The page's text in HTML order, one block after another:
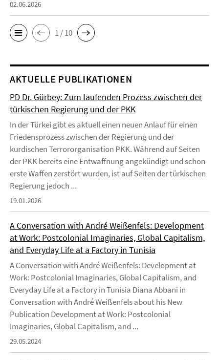
02.06.2026
1 / 10
AKTUELLE PUBLIKATIONEN
PD Dr. Gürbey: Zum laufenden Prozess zwischen der
türkischen Regierung und der PKK
In der Türkei gibt es aktuell einen neuen Anlauf für einen
Friedensprozess zwischen der Regierung und der
kurdischen Terrororganisation PKK. Während auf Seiten
der PKK bereits eine Entwaffnung angekündigt und schon
erste Waffen zerstört wurden, ist auf Seiten der türkischen
Regierung jedoch ...
19.01.2026
A Conversation with André Weißenfels: Development
at Work: Postcolonial Imaginaries, Global Capitalism,
and Everyday Life at a Factory in Tunisia
A Conversation with André Weißenfels: Development at
Work: Postcolonial Imaginaries, Global Capitalism, and
Everyday Life at a Factory in Tunisia Diana Abbani in
Conversation with André Weißenfels about his New
Publication Development at Work: Postcolonial
Imaginaries, Global Capitalism, and ...
29.05.2024